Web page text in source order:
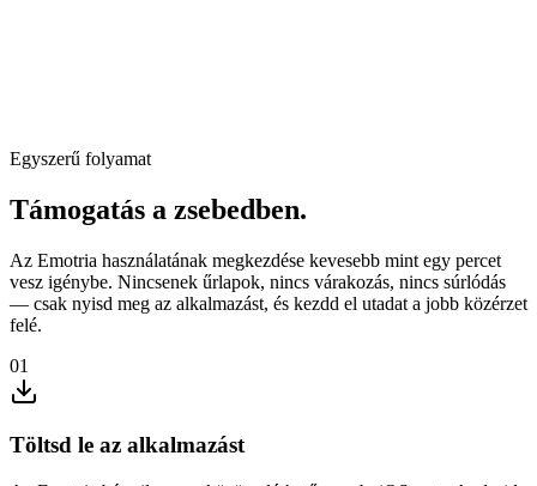
Egyszerű folyamat
Támogatás a zsebedben.
Az Emotria használatának megkezdése kevesebb mint egy percet
vesz igénybe. Nincsenek űrlapok, nincs várakozás, nincs súrlódás
— csak nyisd meg az alkalmazást, és kezdd el utadat a jobb közérzet
felé.
01
Töltsd le az alkalmazást